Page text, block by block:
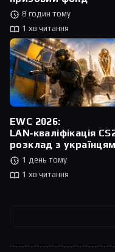
8 годин тому
1 хв читання
EWC 2026:
LAN‑кваліфікація
розклад з
1 день тому
1 хв читання